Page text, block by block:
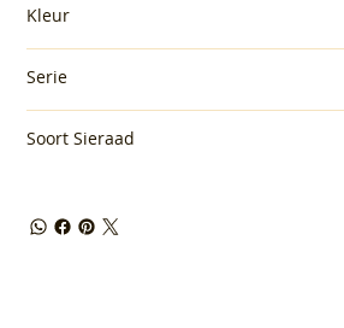
Kleur
Serie
Soort Sieraad